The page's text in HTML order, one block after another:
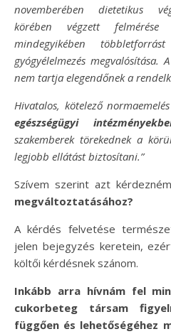
novemberében dietetikus
körében végzett
mindegyikében
gyógyélelmezés megvalósítása.
nem tartja elegendőnek a
Hivatalos, kötelező
egészségügyi
szakemberek törekednek a
legjobb ellátást biztosítani.”
Szívem szerint azt kérdezném
megváltoztatásához?
A kérdés felvetése
jelen bejegyzés keretein,
költői kérdésnek szánom.
Inkább arra hívnám fel
cukorbeteg társam
függően és lehetőségéhez